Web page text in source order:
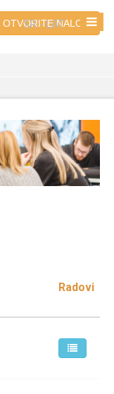
OTVORITE NALOG
SR - LAT
Radovi